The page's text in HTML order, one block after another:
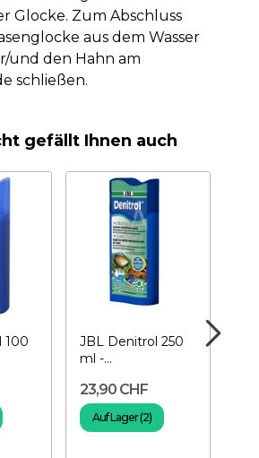
Glocke. Zum Abschluss
aus dem Wasser
und den Hahn am
schließen.
gefällt Ihnen auch
100
JBL Denitrol 250
ml -
23,90 CHF
Auf Lager (2)